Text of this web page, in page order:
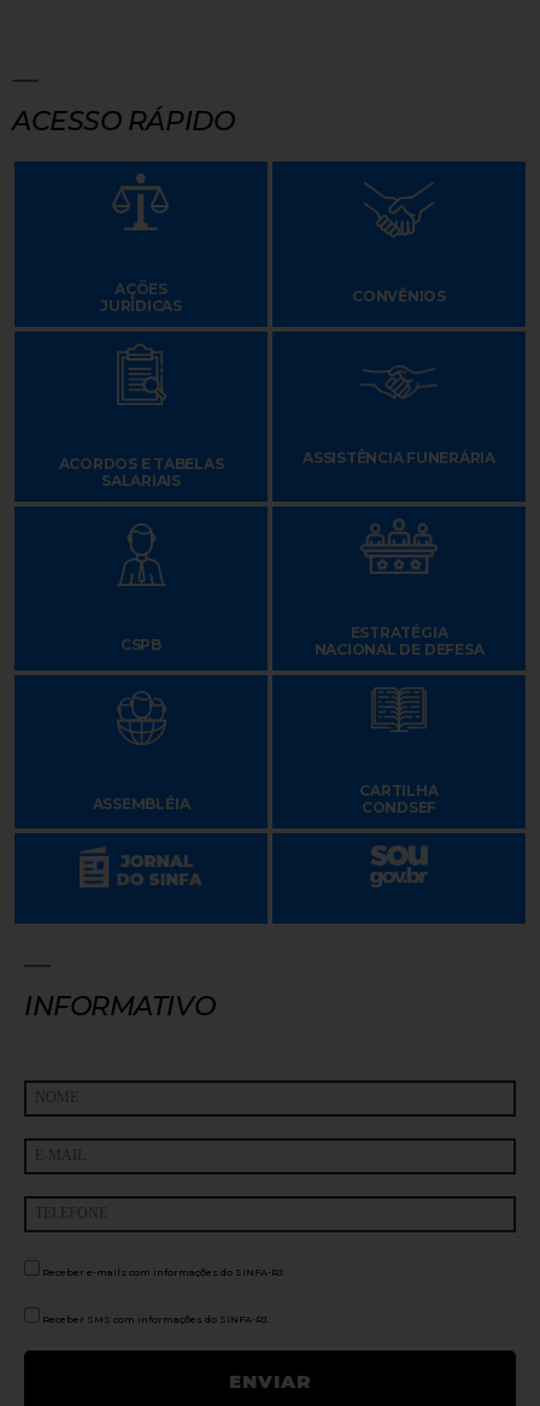
ACESSO RÁPIDO
AÇÕES
JURÍDICAS
CONVÊNIOS
ACORDOS E TABELAS
SALARIAIS
ASSISTÊNCIA FUNERÁRIA
CSPB
ESTRATÉGIA
NACIONAL DE DEFESA
ASSEMBLÉIA
CARTILHA
CONDSEF
INFORMATIVO
Receber e-mails com informações do SINFA-RJ.
Receber SMS com informações do SINFA-RJ.